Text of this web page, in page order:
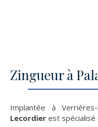
Zingueur à
Implantée à
Lecordier est spécialisé